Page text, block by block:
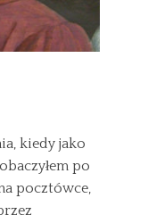
kiedy jako
po
pocztówce,